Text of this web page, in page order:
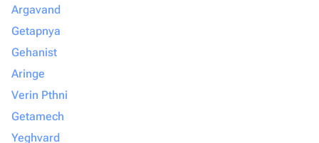
Argavand
Getapnya
Gehanist
Aringe
Verin Pthni
Getamech
Yeghvard